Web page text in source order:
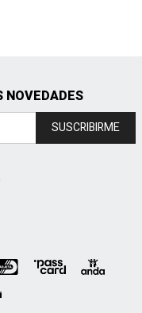
NOVEDADES
SUSCRIBIRME